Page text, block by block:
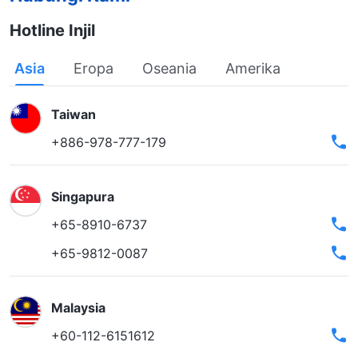
Hotline Injil
Asia Eropa Oseania Amerika
Taiwan
+886-978-777-179
Singapura
+65-8910-6737
+65-9812-0087
Malaysia
+60-112-6151612